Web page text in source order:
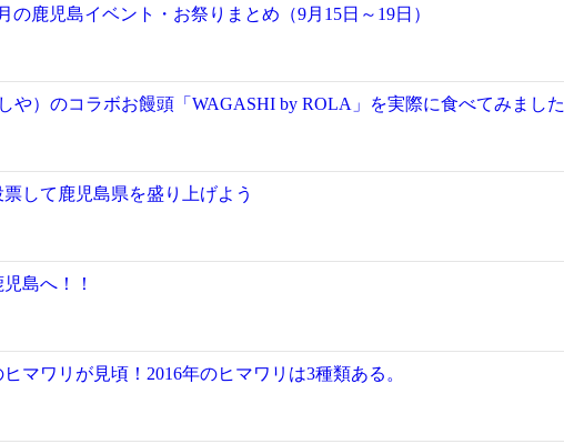
鹿児島イベント・お祭りまとめ（9月15日～19日）
や）のコラボお饅頭「WAGASHI by ROLA」を実際に食べてみました
して鹿児島県を盛り上げよう
島へ！！
マワリが見頃！2016年のヒマワリは3種類ある。